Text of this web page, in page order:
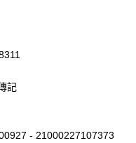
記
- 21000227107373